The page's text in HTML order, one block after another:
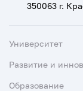
350063 г.
Университет
Развитие и
Образование